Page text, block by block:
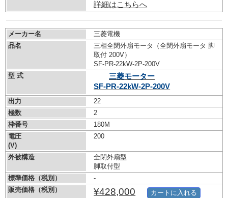
詳細はこちらへ
メーカー名
三菱電機
品名
三相全閉外扇モータ（全閉外扇モータ 脚
取付 200V）
SF-PR-22kW-2P-200V
型 式
三菱モーター
SF-PR-22kW-2P-200V
出力
22
極数
2
枠番号
180M
電圧
(V)
200
外被構造
全閉外扇型
脚取付型
標準価格（税別）
-
販売価格（税別）
¥428,000 カートに入れる